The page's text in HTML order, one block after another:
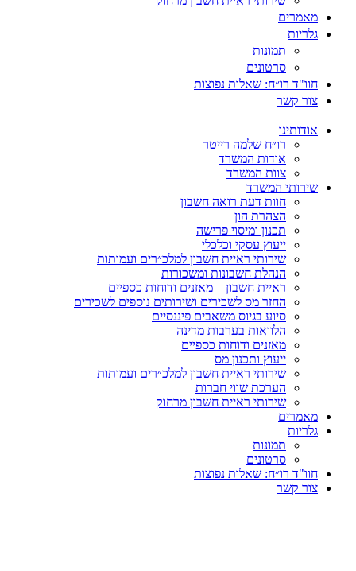
מאמרים
גלריות
תמונות
סרטונים
חוו"ד רו״ח: שאלות נפוצות
צור קשר
אודותינו
רו״ח שלמה רייטר
אודות המשרד
צוות המשרד
שירותי המשרד
חוות דעת רואה חשבון
הצהרת הון
תכנון ומיסוי פרישה
ייעוץ עסקי וכלכלי
שירותי ראיית חשבון למלכ״רים ועמותות
הנהלת חשבונות ומשכורות
ראיית חשבון – מאזנים ודוחות כספיים
החזר מס לשכירים ושירותים נוספים לשכירים
סיוע בגיוס משאבים פיננסיים
הלוואות בערבות מדינה
מאזנים ודוחות כספיים
ייעוץ ותכנון מס
שירותי ראיית חשבון למלכ״רים ועמותות
הערכת שווי חברות
שירותי ראיית חשבון מרחוק
מאמרים
גלריות
תמונות
סרטונים
חוו"ד רו״ח: שאלות נפוצות
צור קשר